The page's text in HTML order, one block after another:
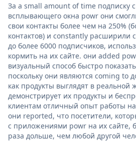
За a small amount of time подписку
всплывающего окна powr они
свои контакты более чем на 250%
контактов) и constantly расширили
до более 6000 подписчиков,
кормить на их сайте. они added
визуальный способ быстро
поскольку они являются coming to
как продукты выглядят в
демонстрирует их продукты и
клиентам отличный опыт работы
они reported, что посетители,
с приложениями powr на их сайте,
раза дольше, чем любой другой